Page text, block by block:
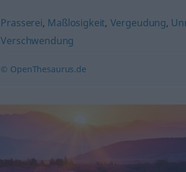
Prasserei, Maßlosigkeit, Vergeudung,
Verschwendung
© OpenThesaurus.de